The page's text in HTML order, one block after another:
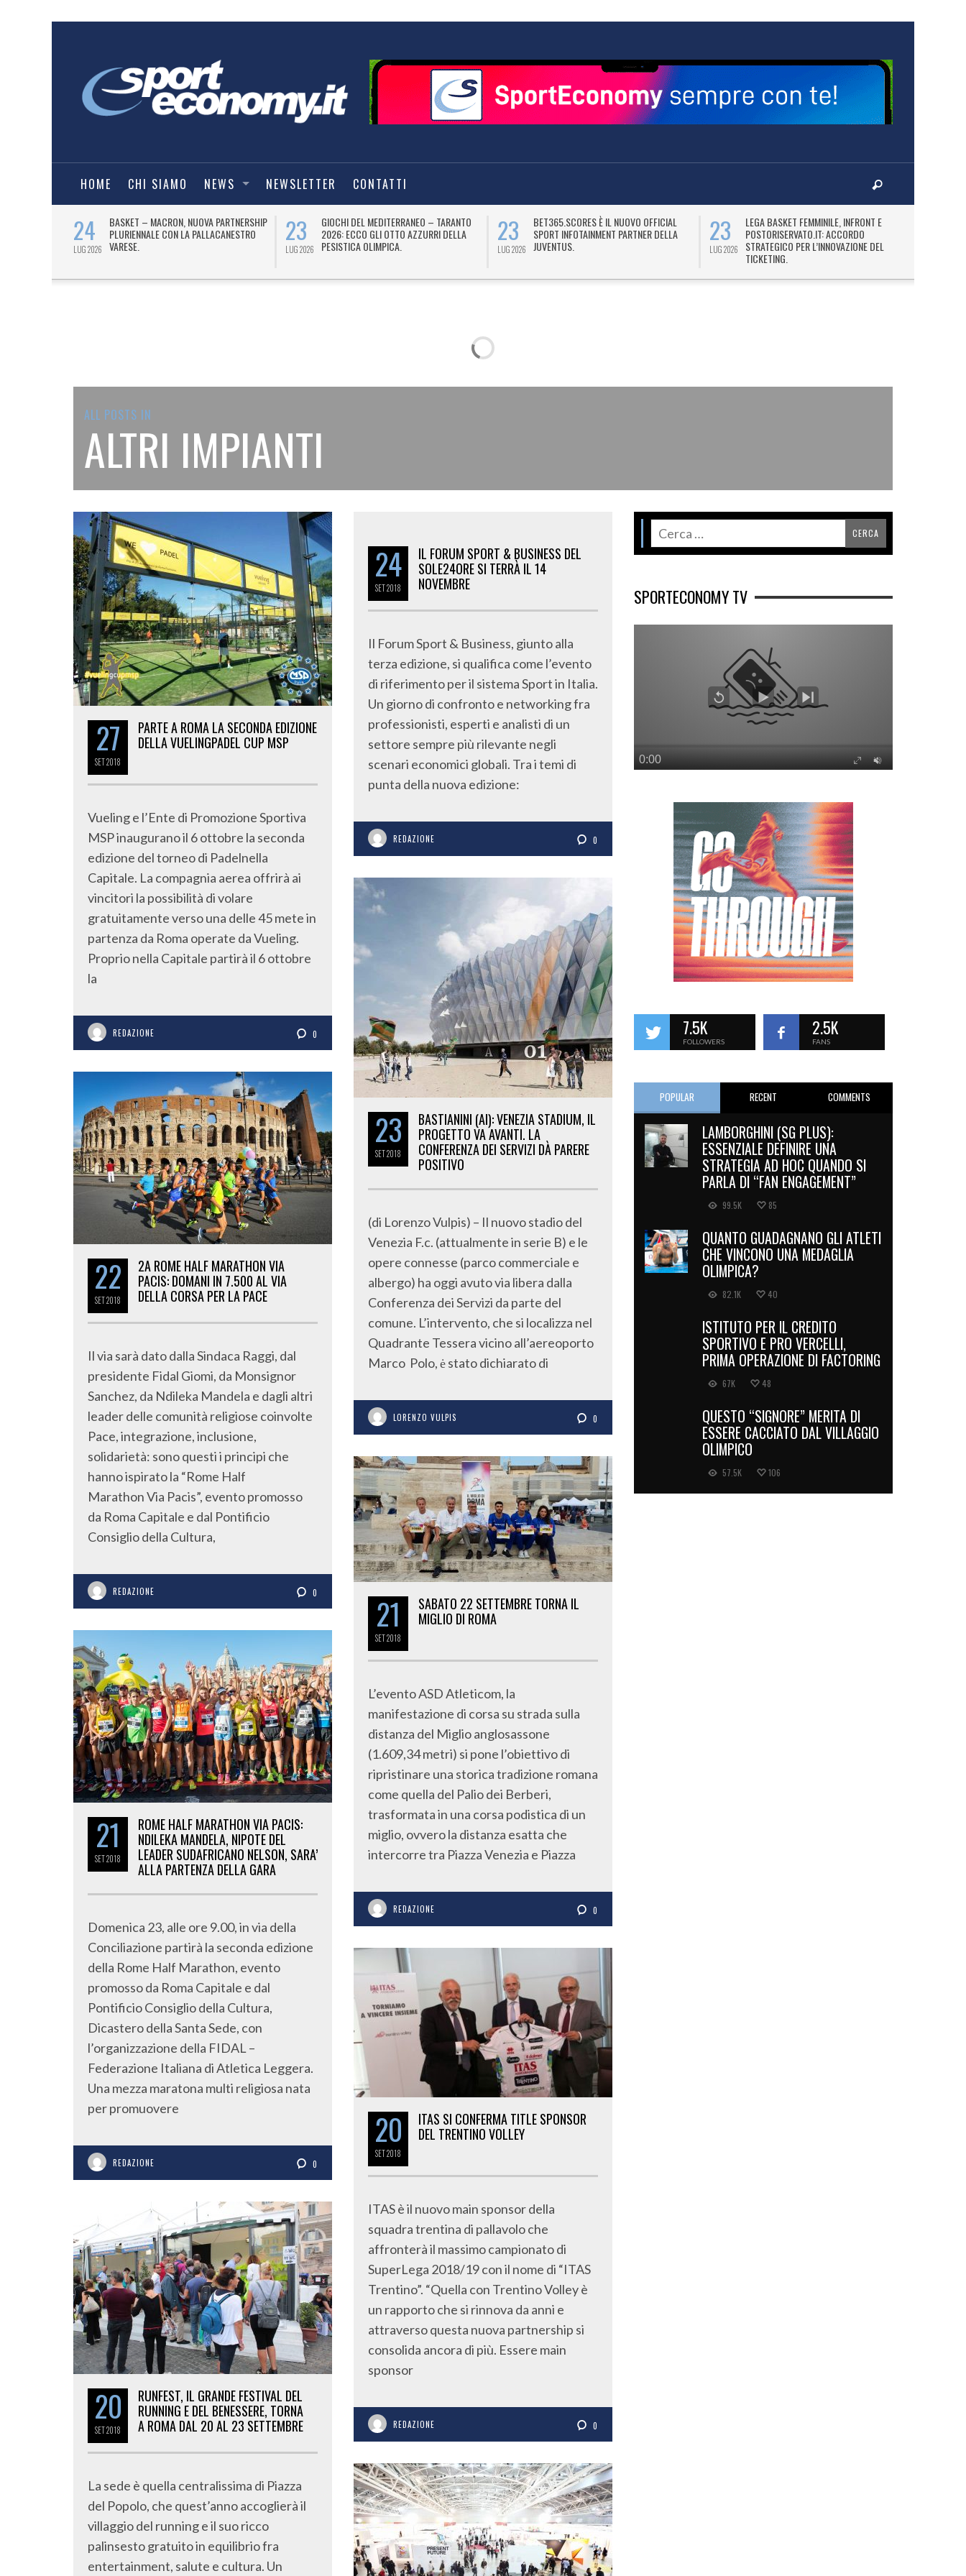
HOME CHI SIAMO NEWS NEWSLETTER CONTATTI
24
LUG 2026
BASKET – MACRON, NUOVA PARTNERSHIP
PLURIENNALE CON LA PALLACANESTRO
VARESE.
23
LUG 2026
GIOCHI DEL MEDITERRANEO – TARANTO
2026: ECCO GLI OTTO AZZURRI DELLA
PESISTICA OLIMPICA.
23
LUG 2026
BET365.SCORES È IL NUOVO OFFICIAL
SPORT INFOTAINMENT PARTNER DELLA
JUVENTUS.
23
LUG 2026
LEGA BASKET FEMMINILE, INFRONT E
POSTORISERVATO.IT: ACCORDO
STRATEGICO PER L’INNOVAZIONE DEL
TICKETING.
ALL POSTS IN
ALTRI IMPIANTI
27
SET2018
PARTE A ROMA LA SECONDA EDIZIONE
DELLA VUELINGPADEL CUP MSP
Vueling e l’Ente di Promozione Sportiva
MSP inaugurano il 6 ottobre la seconda
edizione del torneo di Padelnella
Capitale. La compagnia aerea offrirà ai
vincitori la possibilità di volare
gratuitamente verso una delle 45 mete in
partenza da Roma operate da Vueling.
Proprio nella Capitale partirà il 6 ottobre
la
REDAZIONE 0
24
SET2018
IL FORUM SPORT & BUSINESS DEL
SOLE24ORE SI TERRÀ IL 14
NOVEMBRE
Il Forum Sport & Business, giunto alla
terza edizione, si qualifica come l’evento
di riferimento per il sistema Sport in Italia.
Un giorno di confronto e networking fra
professionisti, esperti e analisti di un
settore sempre più rilevante negli
scenari economici globali. Tra i temi di
punta della nuova edizione:
REDAZIONE 0
23
SET2018
BASTIANINI (AI): VENEZIA STADIUM, IL
PROGETTO VA AVANTI. LA
CONFERENZA DEI SERVIZI DÀ PARERE
POSITIVO
(di Lorenzo Vulpis) – Il nuovo stadio del
Venezia F.c. (attualmente in serie B) e le
opere connesse (parco commerciale e
albergo) ha oggi avuto via libera dalla
Conferenza dei Servizi da parte del
comune. L’intervento, che si localizza nel
Quadrante Tessera vicino all’aereoporto
Marco Polo, ė stato dichiarato di
LORENZO VULPIS 0
22
SET2018
2A ROME HALF MARATHON VIA
PACIS: DOMANI IN 7.500 AL VIA
DELLA CORSA PER LA PACE
Il via sarà dato dalla Sindaca Raggi, dal
presidente Fidal Giomi, da Monsignor
Sanchez, da Ndileka Mandela e dagli altri
leader delle comunità religiose coinvolte
Pace, integrazione, inclusione,
solidarietà: sono questi i principi che
hanno ispirato la “Rome Half
Marathon Via Pacis”, evento promosso
da Roma Capitale e dal Pontificio
Consiglio della Cultura,
REDAZIONE 0 21
SET2018
SABATO 22 SETTEMBRE TORNA IL
MIGLIO DI ROMA
L’evento ASD Atleticom, la
manifestazione di corsa su strada sulla
distanza del Miglio anglosassone
(1.609,34 metri) si pone l’obiettivo di
ripristinare una storica tradizione romana
come quella del Palio dei Berberi,
trasformata in una corsa podistica di un
miglio, ovvero la distanza esatta che
intercorre tra Piazza Venezia e Piazza
REDAZIONE 0
21
SET2018
ROME HALF MARATHON VIA PACIS:
NDILEKA MANDELA, NIPOTE DEL
LEADER SUDAFRICANO NELSON, SARA’
ALLA PARTENZA DELLA GARA
Domenica 23, alle ore 9.00, in via della
Conciliazione partirà la seconda edizione
della Rome Half Marathon, evento
promosso da Roma Capitale e dal
Pontificio Consiglio della Cultura,
Dicastero della Santa Sede, con
l’organizzazione della FIDAL –
Federazione Italiana di Atletica Leggera.
Una mezza maratona multi religiosa nata
per promuovere
REDAZIONE 0
20
SET2018
ITAS SI CONFERMA TITLE SPONSOR
DEL TRENTINO VOLLEY
ITAS è il nuovo main sponsor della
squadra trentina di pallavolo che
affronterà il massimo campionato di
SuperLega 2018/19 con il nome di “ITAS
Trentino”. “Quella con Trentino Volley è
un rapporto che si rinnova da anni e
attraverso questa nuova partnership si
consolida ancora di più. Essere main
sponsor
REDAZIONE 0
20
SET2018
RUNFEST, IL GRANDE FESTIVAL DEL
RUNNING E DEL BENESSERE, TORNA
A ROMA DAL 20 AL 23 SETTEMBRE
La sede è quella centralissima di Piazza
del Popolo, che quest’anno accoglierà il
villaggio del running e il suo ricco
palinsesto gratuito in equilibrio fra
entertainment, salute e cultura. Un
SPORTECONOMY TV
7.5K
FOLLOWERS
2.5K
FANS
POPULAR RECENT COMMENTS
LAMBORGHINI (SG PLUS):
ESSENZIALE DEFINIRE UNA
STRATEGIA AD HOC QUANDO SI
PARLA DI “FAN ENGAGEMENT”
99.5K 85
QUANTO GUADAGNANO GLI ATLETI
CHE VINCONO UNA MEDAGLIA
OLIMPICA?
82.1K 40
ISTITUTO PER IL CREDITO
SPORTIVO E PRO VERCELLI,
PRIMA OPERAZIONE DI FACTORING
67K 48
QUESTO “SIGNORE” MERITA DI
ESSERE CACCIATO DAL VILLAGGIO
OLIMPICO
57.5K 106